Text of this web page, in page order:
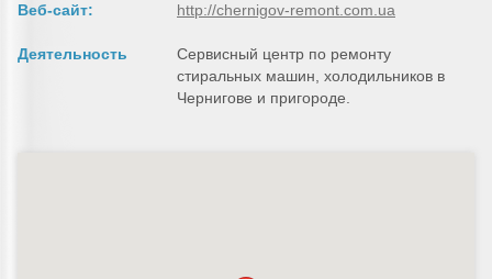
Веб-сайт: http://chernigov-remont.com.ua
Деятельность
Сервисный центр по ремонту
стиральных машин, холодильников в
Чернигове и пригороде.